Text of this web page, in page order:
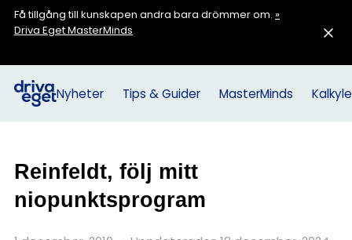
Få tillgång till kunskapen andra bara drömmer om. »
Driva Eget MasterMinds
Nyheter Tips & Guider MasterMinds
Reinfeldt, följ mitt
niopunktsprogram